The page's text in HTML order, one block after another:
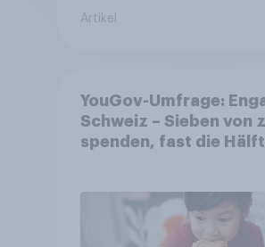
Artikel
YouGov-Umfrage:
Schweiz – Sieben von
spenden, fast die